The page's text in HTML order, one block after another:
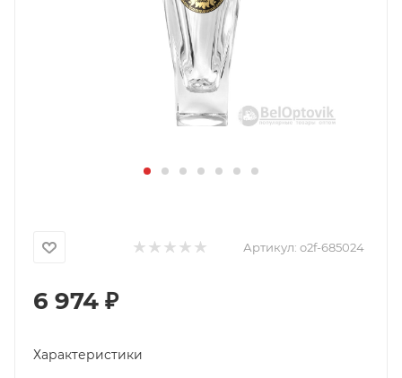
Артикул: o2f-685024
6 974 ₽
Характеристики